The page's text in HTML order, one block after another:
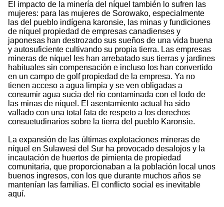
El impacto de la minería del níquel también lo sufren las
mujeres: para las mujeres de Sorowako, especialmente
las del pueblo indígena karonsie, las minas y fundiciones
de níquel propiedad de empresas canadienses y
japonesas han destrozado sus sueños de una vida buena
y autosuficiente cultivando su propia tierra. Las empresas
mineras de níquel les han arrebatado sus tierras y jardines
habituales sin compensación e incluso los han convertido
en un campo de golf propiedad de la empresa. Ya no
tienen acceso a agua limpia y se ven obligadas a
consumir agua sucia del río contaminada con el lodo de
las minas de níquel. El asentamiento actual ha sido
vallado con una total fata de respeto a los derechos
consuetudinarios sobre la tierra del pueblo Karonsie.
La expansión de las últimas explotaciones mineras de
níquel en Sulawesi del Sur ha provocado desalojos y la
incautación de huertos de pimienta de propiedad
comunitaria, que proporcionaban a la población local unos
buenos ingresos, con los que durante muchos años se
mantenían las familias. El conflicto social es inevitable
aquí.